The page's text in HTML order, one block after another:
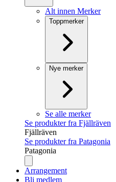
Alt innen Merker
Toppmerker
Nye merker
Se alle merker
Se produkter fra Fjällräven
Fjällräven
Se produkter fra Patagonia
Patagonia
Arrangement
Bli medlem